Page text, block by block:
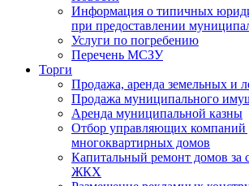
Информация о типичных
при предоставлении
Услуги по погребению
Перечень МСЗУ
Торги
Продажа, аренда земельных и
Продажа муниципального
Аренда муниципальной казны
Отбор управляющих компаний
многоквартирных домов
Капитальный ремонт домов за
ЖКХ